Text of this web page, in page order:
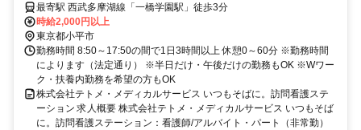
新卒も応募可【小平市、一橋学園駅、訪問看護、看護師、パート】
ーション
最寄駅 西武多摩湖線「一橋学園駅」徒歩3分
時給2,000円以上
東京都小平市
勤務時間 8:50～17:50の間で1日3時間以上 休憩0～60分 ※勤務時間
によります（法定通り） ※半日だけ・午後だけの勤務もOK ※Wワー
ク・扶養内勤務を希望の方もOK
株式会社テトメ・メディカルサービス いつもそばに。訪問看護ステ
ーション 求人概要 株式会社テトメ・メディカルサービス いつもそば
に。訪問看護ステーション：看護師/アルバイト・パート（非常勤）